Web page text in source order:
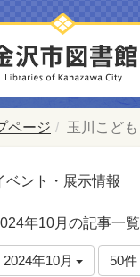
ページ 玉川こども
ベント・展示情報
年10月の記事一覧
2024年10月 50件